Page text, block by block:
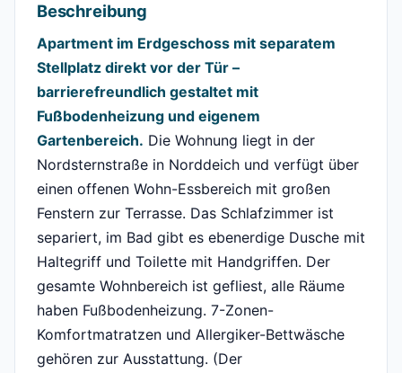
Beschreibung
Apartment im Erdgeschoss mit separatem
Stellplatz direkt vor der Tür –
barrierefreundlich gestaltet mit
Fußbodenheizung und eigenem
Gartenbereich. Die Wohnung liegt in der
Nordsternstraße in Norddeich und verfügt über
einen offenen Wohn-Essbereich mit großen
Fenstern zur Terrasse. Das Schlafzimmer ist
separiert, im Bad gibt es ebenerdige Dusche mit
Haltegriff und Toilette mit Handgriffen. Der
gesamte Wohnbereich ist gefliest, alle Räume
haben Fußbodenheizung. 7-Zonen-
Komfortmatratzen und Allergiker-Bettwäsche
gehören zur Ausstattung. (Der